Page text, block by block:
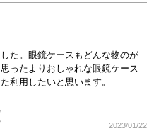
た。眼鏡ケースもどんな物のが
ったよりおしゃれな眼鏡ケース
利用したいと思います。
2023/01/22